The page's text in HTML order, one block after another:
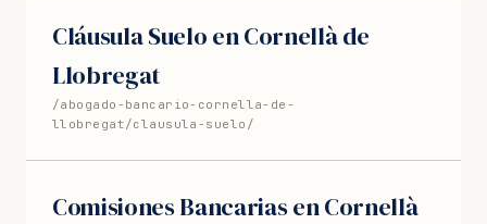
Cláusula Suelo en Cornellà de
Llobregat
/abogado-bancario-cornella-de-
llobregat/clausula-suelo/
Comisiones Bancarias en Cornellà